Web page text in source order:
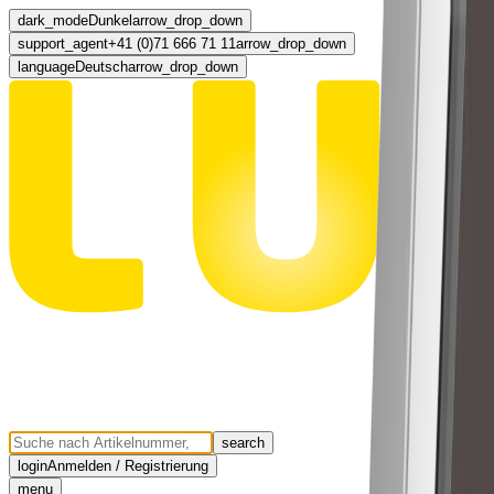
dark_modeDunkel arrow_drop_down
support_agent+41 (0)71 666 71 11arrow_drop_down
languageDeutscharrow_drop_down
search
loginAnmelden / Registrierung
menu